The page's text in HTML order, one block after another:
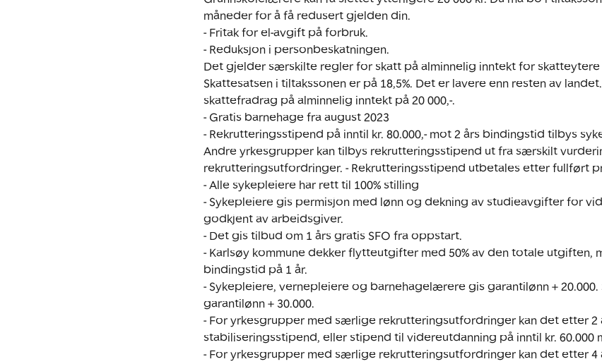
måneder for å få redusert gjelden din.
- Fritak for el-avgift på forbruk.
- Reduksjon i personbeskatningen.
Det gjelder særskilte regler for skatt på alminnelig inntekt for skatteytere
Skattesatsen i tiltakssonen er på 18,5%. Det er lavere enn resten av
skattefradrag på alminnelig inntekt på 20 000,-.
- Gratis barnehage fra august 2023
- Rekrutteringsstipend på inntil kr. 80.000,- mot 2 års bindingstid tilbys
Andre yrkesgrupper kan tilbys rekrutteringsstipend ut fra særskilt
rekrutteringsutfordringer. - Rekrutteringsstipend utbetales etter fullført
- Alle sykepleiere har rett til 100% stilling
- Sykepleiere gis permisjon med lønn og dekning av studieavgifter for
godkjent av arbeidsgiver.
- Det gis tilbud om 1 års gratis SFO fra oppstart.
- Karlsøy kommune dekker flytteutgifter med 50% av den totale utgiften,
bindingstid på 1 år.
- Sykepleiere, vernepleiere og barnehagelærere gis garantilønn +
garantilønn + 30.000.
- For yrkesgrupper med særlige rekrutteringsutfordringer kan det etter 2
stabiliseringsstipend, eller stipend til videreutdanning på inntil kr. 60.000
- For yrkesgrupper med særlige rekrutteringsutfordringer kan det etter 4